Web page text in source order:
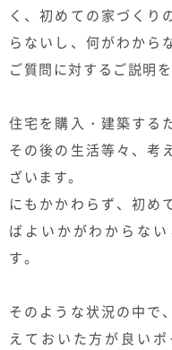
く、初めての家づくり
らないし、何がわから
ご質問に対するご説明を
住宅を購入・建築する
その後の生活等々、考
ざいます。
にもかかわらず、初め
ばよいかがわからな
す。
そのような状況の中で
えておいた方が良い